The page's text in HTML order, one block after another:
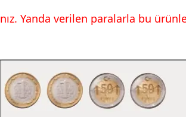
Yanda verilen paralarla bu